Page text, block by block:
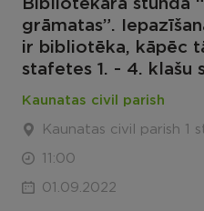
Bibliotekārā stunda
grāmatas”.
ir bibliotēka, kāpēc
stafetes 1. - 4. klašu
Kaunatas civil parish
Kaunatas civil parish 1
11:00
01.09.2022